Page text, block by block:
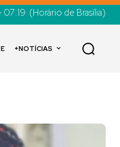
(Horário de Brasília)
+NOTÍCIAS